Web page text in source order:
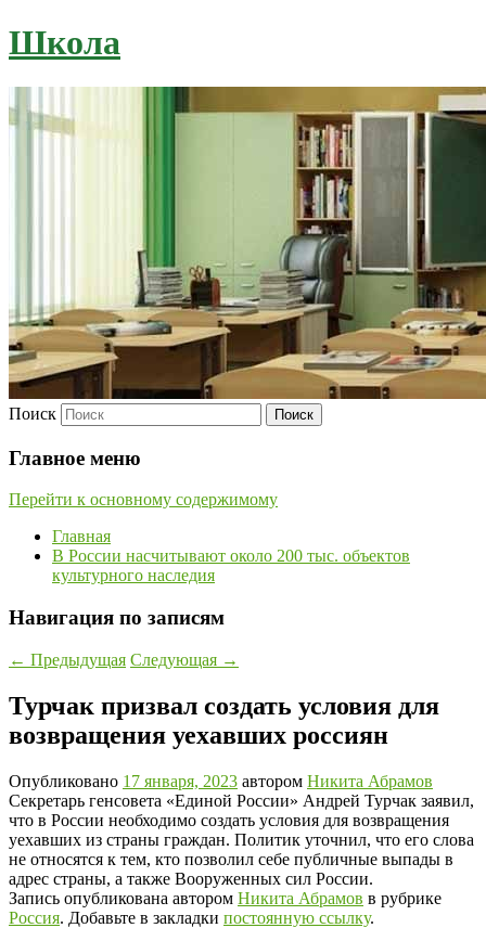
Школа
Поиск
Главное меню
Перейти к основному содержимому
Главная
В России насчитывают около 200 тыс. объектов
культурного наследия
Навигация по записям
← Предыдущая Следующая →
Турчак призвал создать условия для
возвращения уехавших россиян
Опубликовано 17 января, 2023 автором Никита Абрамов
Секретарь генсовета «Единой России» Андрей Турчак заявил,
что в России необходимо создать условия для возвращения
уехавших из страны граждан. Политик уточнил, что его слова
не относятся к тем, кто позволил себе публичные выпады в
адрес страны, а также Вооруженных сил России.
Запись опубликована автором Никита Абрамов в рубрике
Россия. Добавьте в закладки постоянную ссылку.